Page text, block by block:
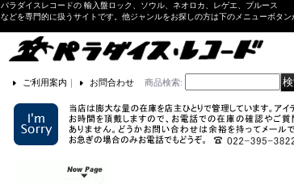
パラダイスレコードの 輸入盤ロック、ソウル、ネオロカ、レゲエ、ブルース
などを専門的に扱うサイトです。他ジャンルをお探しの方は下のメニューボタン
ご利用案内 ｜ お問合わせ 商品検索: